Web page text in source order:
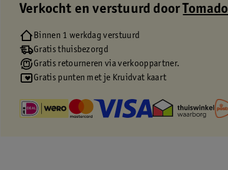
Verkocht en verstuurd door Tomado
Binnen 1 werkdag verstuurd
Gratis thuisbezorgd
Gratis retourneren via verkooppartner.
Gratis punten met je Kruidvat kaart